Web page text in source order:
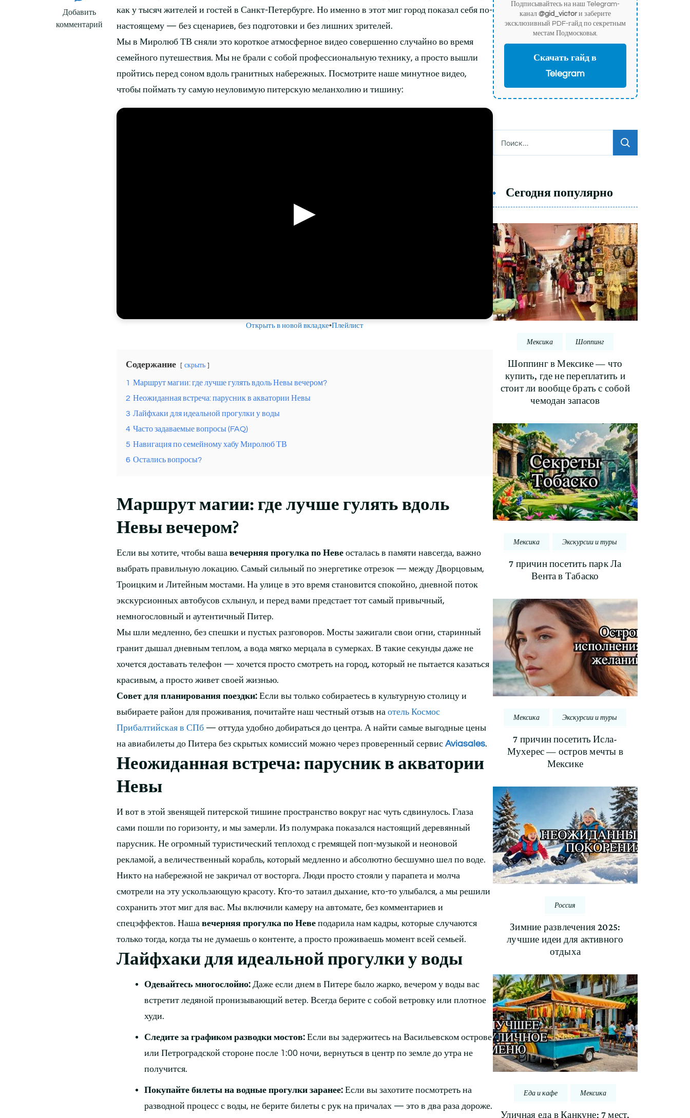
Добавить
комментарий
к
записи
Петербурге:
как у тысяч жителей и гостей в Санкт-Петербурге. Но именно в этот миг город показал себя по-
настоящему — без сценариев, без подготовки и без лишних зрителей.
Мы в Миролюб ТВ сняли это короткое атмосферное видео совершенно случайно во время
семейного путешествия. Мы не брали с собой профессиональную технику, а просто вышли
пройтись перед соном вдоль гранитных набережных. Посмотрите наше минутное видео,
чтобы поймать ту самую неуловимую питерскую меланхолию и тишину:
▶
Открыть в новой вкладке•Плейлист
Содержание скрыть
1 Маршрут магии: где лучше гулять вдоль Невы вечером?
2 Неожиданная встреча: парусник в акватории Невы
3 Лайфхаки для идеальной прогулки у воды
4 Часто задаваемые вопросы (FAQ)
5 Навигация по семейному хабу Миролюб ТВ
6 Остались вопросы?
Маршрут магии: где лучше гулять вдоль
Невы вечером?
Если вы хотите, чтобы ваша вечерняя прогулка по Неве осталась в памяти навсегда, важно
выбрать правильную локацию. Самый сильный по энергетике отрезок — между Дворцовым,
Троицким и Литейным мостами. На улице в это время становится спокойно, дневной поток
экскурсионных автобусов схлынул, и перед вами предстает тот самый привычный,
немногословный и аутентичный Питер.
Мы шли медленно, без спешки и пустых разговоров. Мосты зажигали свои огни, старинный
гранит дышал дневным теплом, а вода мягко мерцала в сумерках. В такие секунды даже не
хочется доставать телефон — хочется просто смотреть на город, который не пытается казаться
красивым, а просто живет своей жизнью.
Совет для планирования поездки: Если вы только собираетесь в культурную столицу и
выбираете район для проживания, почитайте наш честный отзыв на отель Космос
Прибалтийская в СПб — оттуда удобно добираться до центра. А найти самые выгодные цены
на авиабилеты до Питера без скрытых комиссий можно через проверенный сервис Aviasales.
Неожиданная встреча: парусник в акватории
Невы
И вот в этой звенящей питерской тишине пространство вокруг нас чуть сдвинулось. Глаза
сами пошли по горизонту, и мы замерли. Из полумрака показался настоящий деревянный
парусник. Не огромный туристический теплоход с гремящей поп-музыкой и неоновой
рекламой, а величественный корабль, который медленно и абсолютно бесшумно шел по воде.
Никто на набережной не закричал от восторга. Люди просто стояли у парапета и молча
смотрели на эту ускользающую красоту. Кто-то затаил дыхание, кто-то улыбался, а мы решили
сохранить этот миг для вас. Мы включили камеру на автомате, без комментариев и
спецэффектов. Наша вечерняя прогулка по Неве подарила нам кадры, которые случаются
только тогда, когда ты не думаешь о контенте, а просто проживаешь момент всей семьей.
Лайфхаки для идеальной прогулки у воды
Одевайтесь многослойно: Даже если днем в Питере было жарко, вечером у воды вас
встретит ледяной пронизывающий ветер. Всегда берите с собой ветровку или плотное
худи.
Следите за графиком разводки мостов: Если вы задержитесь на Васильевском острове
или Петроградской стороне после 1:00 ночи, вернуться в центр по земле до утра не
получится.
Покупайте билеты на водные прогулки заранее: Если вы захотите посмотреть на
разводной процесс с воды, не берите билеты с рук на причалах — это в два раза дороже.
Подписывайтесь на наш Telegram-
канал @gid_victorи заберите
эксклюзивный PDF-гайд по секретным
местам Подмосковья.
Скачать гайд в
Telegram
Сегодня популярно
Мексика Шоппинг
Шоппинг в Мексике — что
купить, где не переплатить и
стоит ли вообще брать с собой
чемодан запасов
Мексика Экскурсии и туры
7 причин посетить парк Ла
Вента в Табаско
Мексика Экскурсии и туры
7 причин посетить Исла-
Мухерес — остров мечты в
Мексике
Россия
Зимние развлечения 2025:
лучшие идеи для активного
отдыха
Еда и кафе Мексика
Уличная еда в Канкуне: 7 мест,